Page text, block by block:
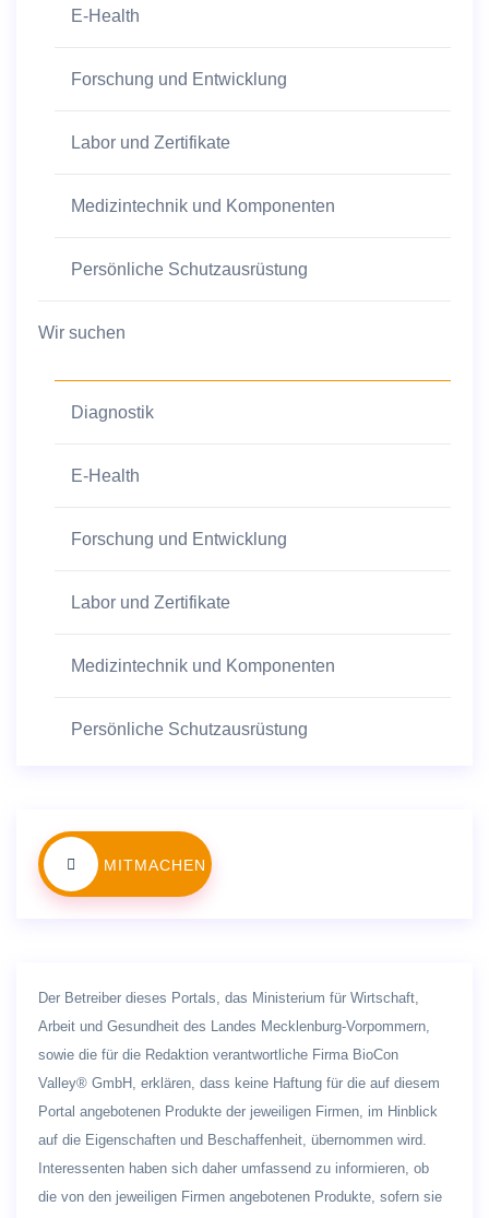
E-Health
Forschung und Entwicklung
Labor und Zertifikate
Medizintechnik und Komponenten
Persönliche Schutzausrüstung
Wir suchen
Diagnostik
E-Health
Forschung und Entwicklung
Labor und Zertifikate
Medizintechnik und Komponenten
Persönliche Schutzausrüstung
MITMACHEN
Der Betreiber dieses Portals, das Ministerium für Wirtschaft,
Arbeit und Gesundheit des Landes Mecklenburg-Vorpommern,
sowie die für die Redaktion verantwortliche Firma BioCon
Valley® GmbH, erklären, dass keine Haftung für die auf diesem
Portal angebotenen Produkte der jeweiligen Firmen, im Hinblick
auf die Eigenschaften und Beschaffenheit, übernommen wird.
Interessenten haben sich daher umfassend zu informieren, ob
die von den jeweiligen Firmen angebotenen Produkte, sofern sie